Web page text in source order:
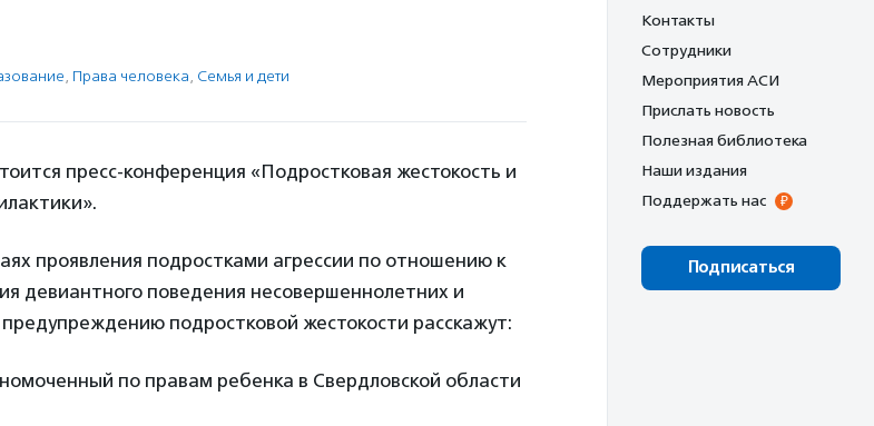
, Права человека, Семья и дети
пресс-конференция «Подростковая жестокость и
проявления подростками агрессии по отношению к
девиантного поведения несовершеннолетних и
подростковой жестокости расскажут:
по правам ребенка в Свердловской области
Контакты
Сотрудники
Мероприятия АСИ
Прислать новость
Полезная библиотека
Наши издания
Поддержать нас
Подписаться